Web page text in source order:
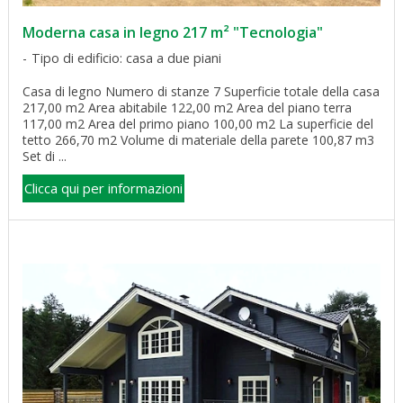
Moderna casa in legno 217 m² "Tecnologia"
Tipo di edificio: casa a due piani
Casa di legno Numero di stanze 7 Superficie totale della casa
217,00 m2 Area abitabile 122,00 m2 Area del piano terra
117,00 m2 Area del primo piano 100,00 m2 La superficie del
tetto 266,70 m2 Volume di materiale della parete 100,87 m3
Set di ...
Clicca qui per informazioni